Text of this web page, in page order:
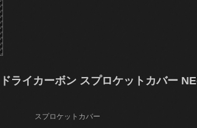
ライカーボン スプロケットカバー
スプロケットカバー